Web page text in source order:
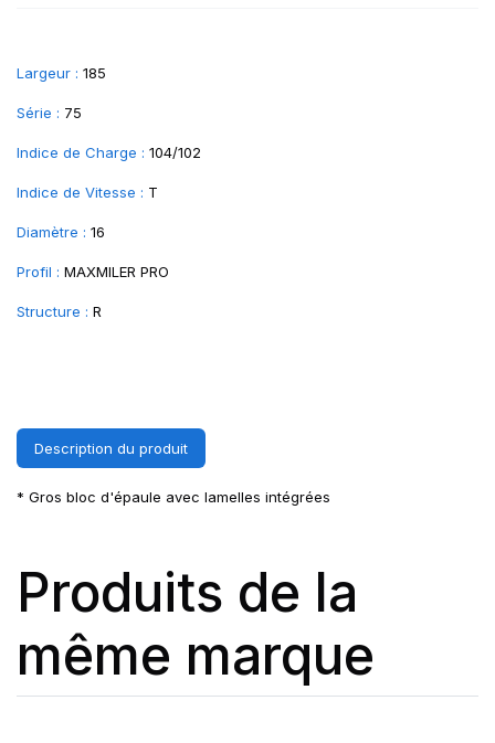
Largeur : 185
Série : 75
Indice de Charge : 104/102
Indice de Vitesse : T
Diamètre : 16
Profil : MAXMILER PRO
Structure : R
Description du produit
* Gros bloc d'épaule avec lamelles intégrées
Produits de la
même marque